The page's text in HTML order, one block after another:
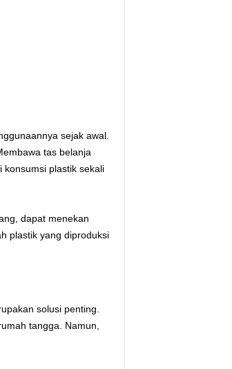
sejak awal.
tas belanja
plastik sekali
dapat menekan
plastik yang diproduksi
solusi penting.
tangga. Namun,